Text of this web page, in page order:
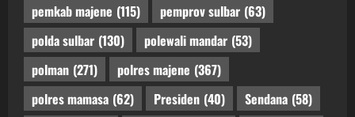
pemkab majene (115) pemprov sulbar (63)
polda sulbar (130) polewali mandar (53)
polman (271) polres majene (367)
polres mamasa (62) Presiden (40) Sendana (58)